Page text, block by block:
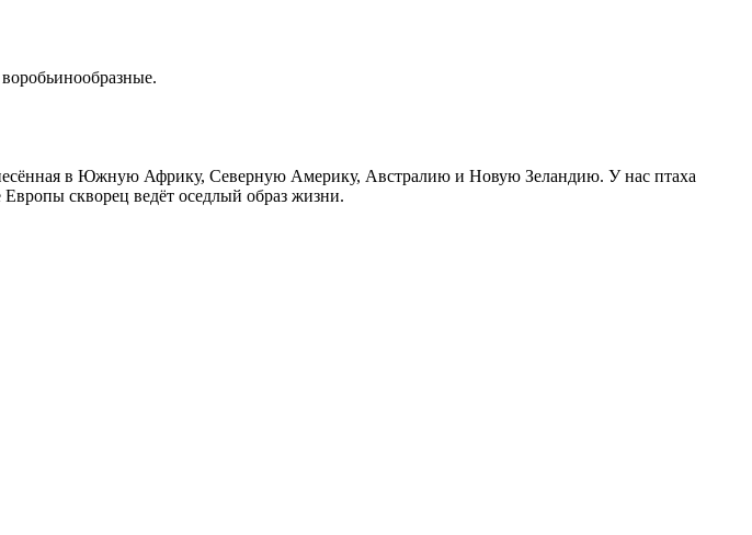
в Южную Африку, Северную Америку, Австралию и Новую Зеландию. У нас птаха
скворец ведёт оседлый образ жизни.